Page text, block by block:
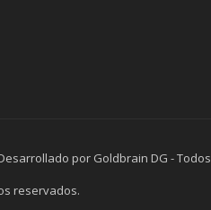
por Goldbrain DG - Todos
reservados.